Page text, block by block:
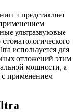
и представляет
ультразвуковые
используется для
отложений этим
мощности, а
с применением